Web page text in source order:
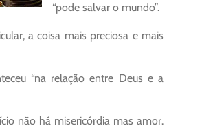
“pode salvar o mundo”.
a coisa mais preciosa e mais
“na relação entre Deus e a
não há misericórdia mas amor.